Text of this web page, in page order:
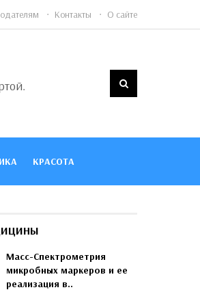
Контакты О сайте
КРАСОТА
Масс-Спектрометрия
микробных маркеров и ее
реализация в..